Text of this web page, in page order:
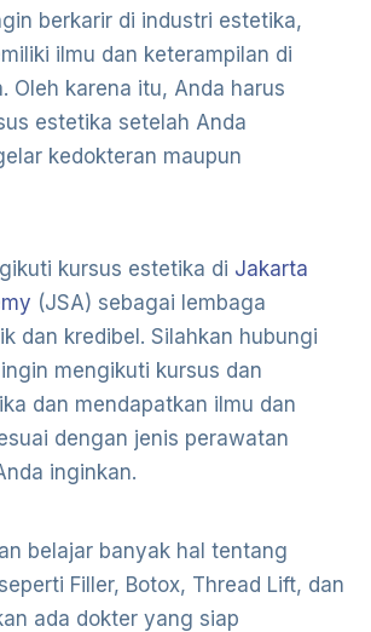
berkarir di industri estetika,
ilmu dan keterampilan di
Oleh karena itu, Anda harus
estetika setelah Anda
kedokteran maupun
kursus estetika di Jakarta
(JSA) sebagai lembaga
dan kredibel. Silahkan hubungi
mengikuti kursus dan
dan mendapatkan ilmu dan
dengan jenis perawatan
inginkan.
belajar banyak hal tentang
Filler, Botox, Thread Lift, dan
ada dokter yang siap